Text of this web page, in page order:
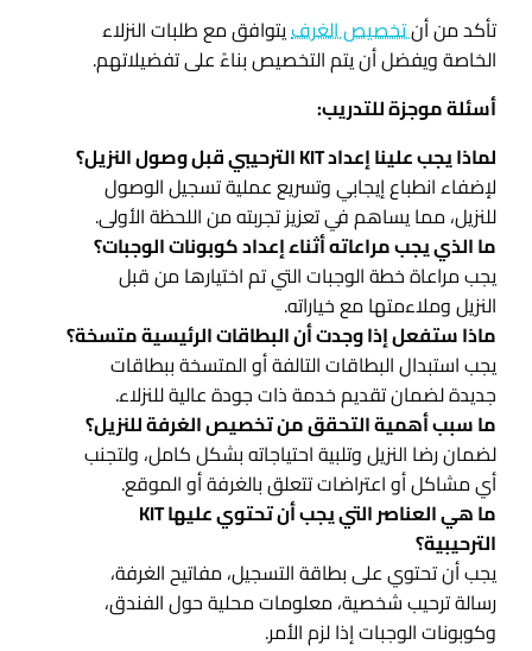
تأكد من أنتخصيص الغرفيتوافق مع طلبات النزلاء
الخاصة ويفضل أن يتم التخصيص بناءً على تفضيلاتهم.
أسئلة موجزة للتدريب:
لماذا يجب علينا إعداد KIT الترحيبي قبل وصول النزيل؟
لإضفاء انطباع إيجابي وتسريع عملية تسجيل الوصول
للنزيل، مما يساهم في تعزيز تجربته من اللحظة الأولى.
ما الذي يجب مراعاته أثناء إعداد كوبونات الوجبات؟
يجب مراعاة خطة الوجبات التي تم اختيارها من قبل
النزيل وملاءمتها مع خياراته.
ماذا ستفعل إذا وجدت أن البطاقات الرئيسية متسخة؟
يجب استبدال البطاقات التالفة أو المتسخة ببطاقات
جديدة لضمان تقديم خدمة ذات جودة عالية للنزلاء.
ما سبب أهمية التحقق من تخصيص الغرفة للنزيل؟
لضمان رضا النزيل وتلبية احتياجاته بشكل كامل، ولتجنب
أي مشاكل أو اعتراضات تتعلق بالغرفة أو الموقع.
ما هي العناصر التي يجب أن تحتوي عليها KIT
الترحيبية؟
يجب أن تحتوي على بطاقة التسجيل، مفاتيح الغرفة،
رسالة ترحيب شخصية، معلومات محلية حول الفندق،
وكوبونات الوجبات إذا لزم الأمر.